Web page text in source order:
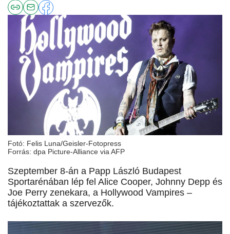
Fotó: Felis Luna/Geisler-Fotopress
Forrás: dpa Picture-Alliance via AFP
Szeptember 8-án a Papp László Budapest
Sportarénában lép fel Alice Cooper, Johnny Depp és
Joe Perry zenekara, a Hollywood Vampires –
tájékoztattak a szervezők.